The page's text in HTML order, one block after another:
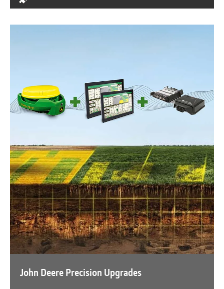
John Deere Precision Upgrades